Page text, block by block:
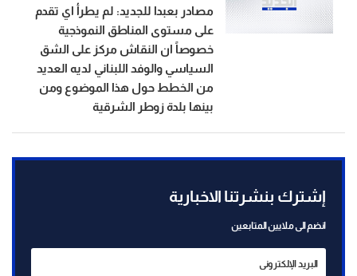
مصادر بعبدا للجديد: لم يطرأ اي تقدم
على مستوى المناطق النموذجية
خصوصاً ان النقاش مركز على الشق
السياسي والوفد اللبناني لديه العديد
من الخطط حول هذا الموضوع ومن
بينها بلدة زوطر الشرقية
إشترك بنشرتنا الاخبارية
انضم الى ملايين المتابعين